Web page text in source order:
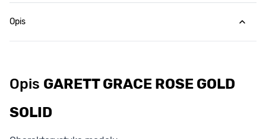
Opis
Opis GARETT GRACE ROSE GOLD
SOLID